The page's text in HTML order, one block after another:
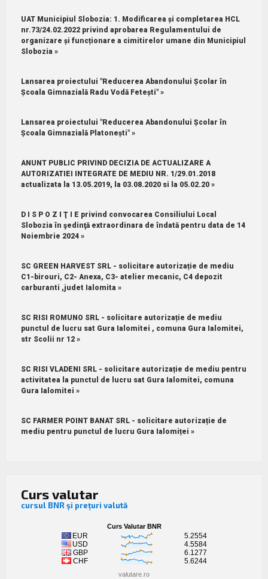
UAT Municipiul Slobozia: 1.⁠ ⁠Modificarea și completarea HCL
nr.73/24.02.2022 privind aprobarea Regulamentului de
organizare și funcționare a cimitirelor umane din Municipiul
Slobozia »
Lansarea proiectului "Reducerea Abandonului Școlar în
Școala Gimnazială Radu Vodă Fetești" »
Lansarea proiectului "Reducerea Abandonului Școlar în
Școala Gimnazială Platonești" »
ANUNT PUBLIC PRIVIND DECIZIA DE ACTUALIZARE A
AUTORIZATIEI INTEGRATE DE MEDIU NR. 1/29.01.2018
actualizata la 13.05.2019, la 03.08.2020 si la 05.02.20 »
D I S P O Z I Ţ I E privind convocarea Consiliului Local
Slobozia în şedinţă extraordinara de îndată pentru data de 14
Noiembrie 2024 »
SC GREEN HARVEST SRL - solicitare autorizație de mediu
C1-birouri, C2- Anexa, C3- atelier mecanic, C4 depozit
carburanti ,judet Ialomita »
SC RISI ROMUNO SRL - solicitare autorizație de mediu
punctul de lucru sat Gura Ialomitei , comuna Gura Ialomitei,
str Scolii nr 12 »
SC RISI VLADENI SRL - solicitare autorizație de mediu pentru
activitatea la punctul de lucru sat Gura Ialomitei, comuna
Gura Ialomitei »
SC FARMER POINT BANAT SRL - solicitare autorizație de
mediu pentru punctul de lucru Gura Ialomiței »
Curs valutar
cursul BNR și prețuri valută
valutare.ro